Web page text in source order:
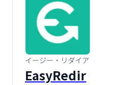
イージー・リダイア
EasyRedir